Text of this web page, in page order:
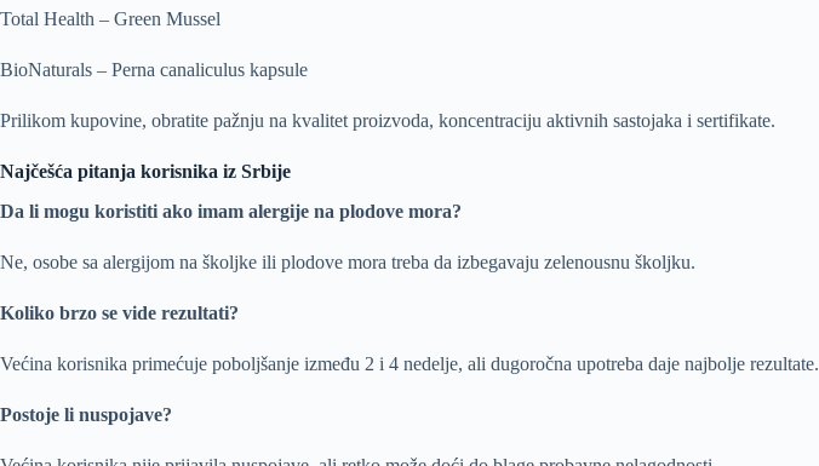
Total Health – Green Mussel
BioNaturals – Perna canaliculus kapsule
Prilikom kupovine, obratite pažnju na kvalitet proizvoda, koncentraciju aktivnih sastojaka i sertifikate.
Najčešća pitanja korisnika iz Srbije
Da li mogu koristiti ako imam alergije na plodove mora?
Ne, osobe sa alergijom na školjke ili plodove mora treba da izbegavaju zelenousnu školjku.
Koliko brzo se vide rezultati?
Većina korisnika primećuje poboljšanje između 2 i 4 nedelje, ali dugoročna upotreba daje najbolje rezultate.
Postoje li nuspojave?